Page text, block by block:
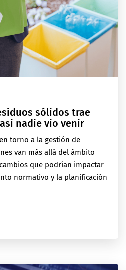
sólidos trae
nadie vio venir
torno a la gestión de
van más allá del ámbito
que podrían impactar
normativo y la planificación